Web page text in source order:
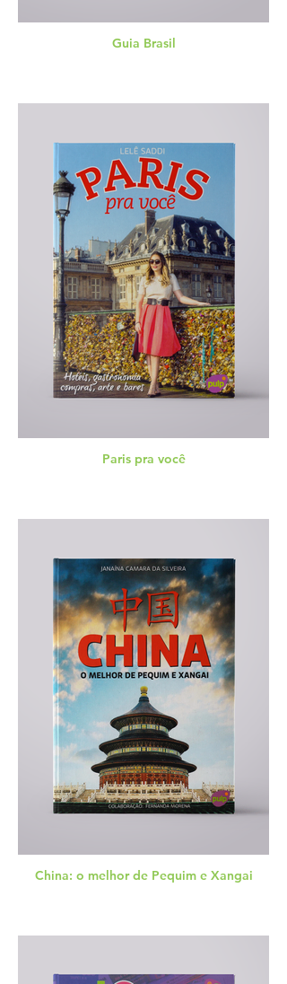
Guia Brasil
Paris pra você
China: o melhor de Pequim e Xangai